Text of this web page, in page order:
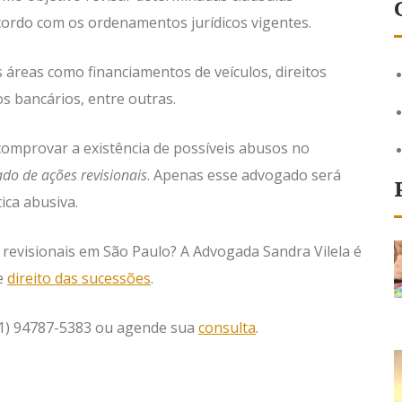
com os ordenamentos jurídicos vigentes.
como financiamentos de veículos, direitos
bancários, entre outras.
a existência de possíveis abusos no
de ações revisionais. Apenas esse advogado será
abusiva.
em São Paulo? A Advogada Sandra Vilela é
direito das sucessões.
94787-5383 ou agende sua consulta.